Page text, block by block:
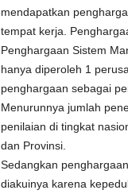
mendapatkan
tempat kerja.
Penghargaan Sistem
hanya diperoleh 1
penghargaan sebagai
Menurunnya jumlah
penilaian di tingkat
dan Provinsi.
Sedangkan
diakuinya karena